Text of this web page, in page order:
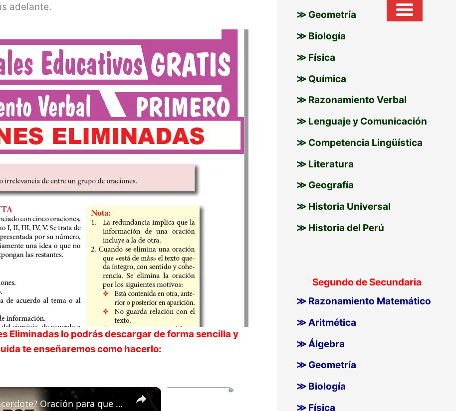
adelante.
Eliminadaslo podrás descargar de forma sencilla y
te enseñaremos como hacerlo:
×
×
🙏 ¿Cómo confesarse sin sacerdote? Oración para que Dios perdone mis pecados 🙏
≫ Geometría
≫ Biología
≫ Física
≫ Química
≫ Razonamiento Verbal
≫ Lenguaje y Comunicación
≫ Competencia Lingüística
≫ Literatura
≫ Geografía
≫ Historia Universal
≫ Historia del Perú
Segundo de Secundaria
≫ Razonamiento Matemático
≫ Aritmética
≫ Álgebra
≫ Geometría
≫ Biología
≫ Física